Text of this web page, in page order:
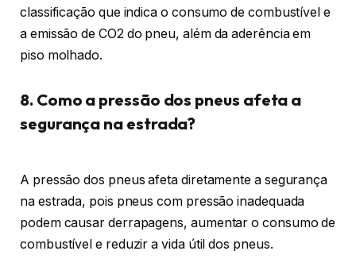
classificação que indica o consumo de combustível e
a emissão de CO2 do pneu, além da aderência em
piso molhado.
8. Como a pressão dos pneus afeta a
segurança na estrada?
A pressão dos pneus afeta diretamente a segurança
na estrada, pois pneus com pressão inadequada
podem causar derrapagens, aumentar o consumo de
combustível e reduzir a vida útil dos pneus.